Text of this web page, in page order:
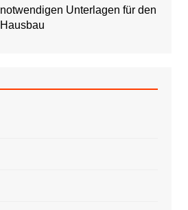
notwendigen Unterlagen für den
Hausbau